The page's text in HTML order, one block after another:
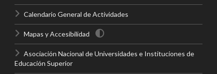
Calendario General de Actividades
Mapas y Accesibilidad
Asociación Nacional de Universidades e Instituciones de
Educación Superior